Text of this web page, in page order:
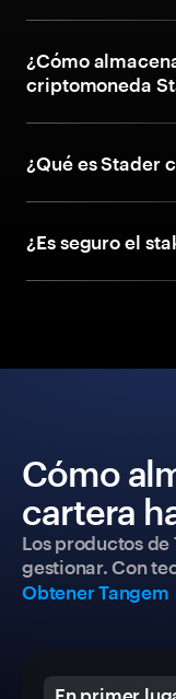
¿Cómo
criptomoneda
¿Qué es Stader
¿Es seguro el
Cómo
cartera
Los productos
gestionar. Con
Obtener Tangem
En primer